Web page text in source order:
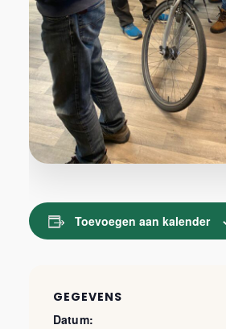
Toevoegen aan kalender
GEGEVENS
Datum: